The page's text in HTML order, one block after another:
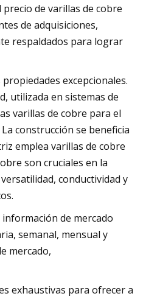
de varillas de cobre
de adquisiciones,
respaldados para lograr
excepcionales.
utilizada en sistemas de
varillas de cobre para el
construcción se beneficia
emplea varillas de cobre
son cruciales en la
conductividad y
de mercado
semanal, mensual y
mercado,
exhaustivas para ofrecer a